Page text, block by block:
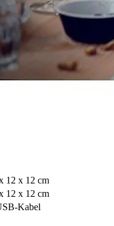
12 x 12 cm
12 x 12 cm
Kabel